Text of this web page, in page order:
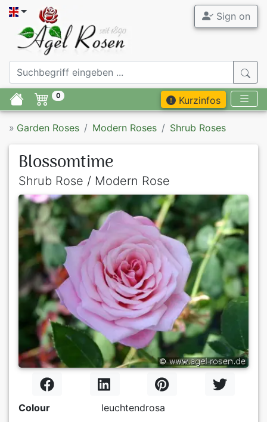
Sign on
0 Kurzinfos
» Garden Roses Modern Roses Shrub Roses
Blossomtime
Shrub Rose / Modern Rose
Colour
leuchtendrosa